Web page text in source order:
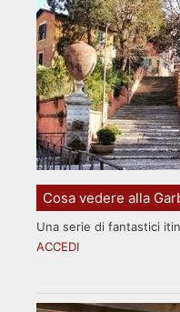
Cosa vedere alla
Una serie di fantastici
ACCEDI